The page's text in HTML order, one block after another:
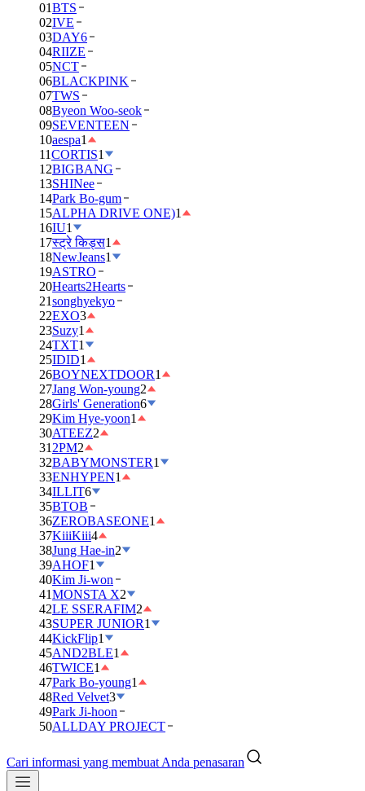
01BTS
02IVE
03DAY6
04RIIZE
05NCT
06BLACKPINK
07TWS
08Byeon Woo-seok
09SEVENTEEN
10aespa1
11CORTIS1
12BIGBANG
13SHINee
14Park Bo-gum
15ALPHA DRIVE ONE)1
16IU1
17स्ट्रे किड्स1
18NewJeans1
19ASTRO
20Hearts2Hearts
21songhyekyo
22EXO3
23Suzy1
24TXT1
25IDID1
26BOYNEXTDOOR1
27Jang Won-young2
28Girls' Generation6
29Kim Hye-yoon1
30ATEEZ2
31 2PM2
32BABYMONSTER1
33ENHYPEN1
34ILLIT6
35BTOB
36ZEROBASEONE1
37KiiiKiii4
38Jung Hae-in2
39AHOF1
40Kim Ji-won
41MONSTA X2
42LE SSERAFIM2
43SUPER JUNIOR1
44KickFlip1
45AND2BLE1
46TWICE1
47Park Bo-young1
48Red Velvet3
49Park Ji-hoon
50ALLDAY PROJECT
Cari informasi yang membuat Anda penasaran